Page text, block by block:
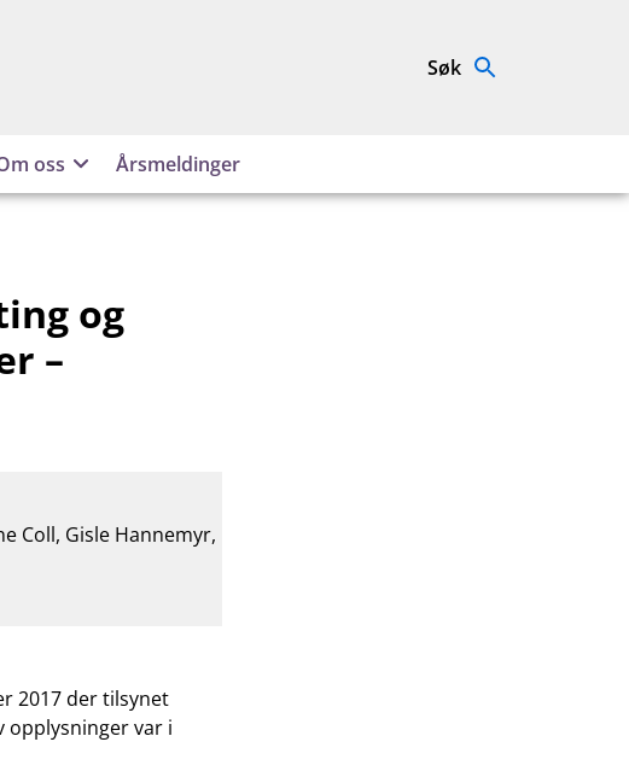
Søk
oss Årsmeldinger
og
–
Coll, Gisle Hannemyr,
2017 der tilsynet
opplysninger var i